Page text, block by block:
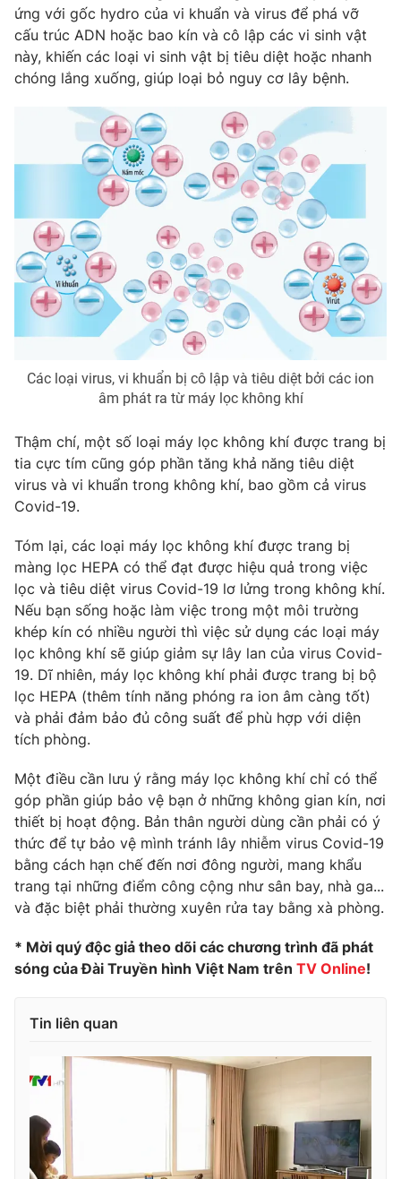
ứng với gốc hydro của vi khuẩn và virus để phá vỡ
cấu trúc ADN hoặc bao kín và cô lập các vi sinh vật
này, khiến các loại vi sinh vật bị tiêu diệt hoặc nhanh
chóng lắng xuống, giúp loại bỏ nguy cơ lây bệnh.
Các loại virus, vi khuẩn bị cô lập và tiêu diệt bởi các ion
âm phát ra từ máy lọc không khí
Thậm chí, một số loại máy lọc không khí được trang bị
tia cực tím cũng góp phần tăng khả năng tiêu diệt
virus và vi khuẩn trong không khí, bao gồm cả virus
Covid-19.
Tóm lại, các loại máy lọc không khí được trang bị
màng lọc HEPA có thể đạt được hiệu quả trong việc
lọc và tiêu diệt virus Covid-19 lơ lửng trong không khí.
Nếu bạn sống hoặc làm việc trong một môi trường
khép kín có nhiều người thì việc sử dụng các loại máy
lọc không khí sẽ giúp giảm sự lây lan của virus Covid-
19. Dĩ nhiên, máy lọc không khí phải được trang bị bộ
lọc HEPA (thêm tính năng phóng ra ion âm càng tốt)
và phải đảm bảo đủ công suất để phù hợp với diện
tích phòng.
Một điều cần lưu ý rằng máy lọc không khí chỉ có thể
góp phần giúp bảo vệ bạn ở những không gian kín, nơi
thiết bị hoạt động. Bản thân người dùng cần phải có ý
thức để tự bảo vệ mình tránh lây nhiễm virus Covid-19
bằng cách hạn chế đến nơi đông người, mang khẩu
trang tại những điểm công cộng như sân bay, nhà ga...
và đặc biệt phải thường xuyên rửa tay bằng xà phòng.
* Mời quý độc giả theo dõi các chương trình đã phát
sóng của Đài Truyền hình Việt Nam trên TV Online!
Tin liên quan